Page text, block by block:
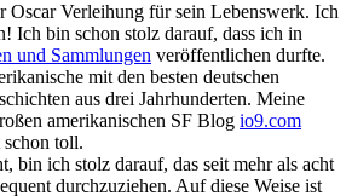
Oscar Verleihung für sein Lebenswerk. Ich
Ich bin schon stolz darauf, dass ich in
und Sammlungen veröffentlichen durfte.
mit den besten deutschen
aus drei Jahrhunderten. Meine
amerikanischen SF Blog io9.com
toll.
bin ich stolz darauf, das seit mehr als acht
durchzuziehen. Auf diese Weise ist